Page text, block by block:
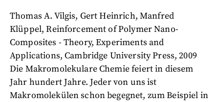
Thomas A. Vilgis, Gert Heinrich, Manfred
Klüppel, Reinforcement of Polymer Nano-
Composites - Theory, Experiments and
Applications, Cambridge University Press, 2009
Die Makromolekulare Chemie feiert in diesem
Jahr hundert Jahre. Jeder von uns ist
Makromolekülen schon begegnet, zum Beispiel in